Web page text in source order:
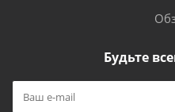
Будьте